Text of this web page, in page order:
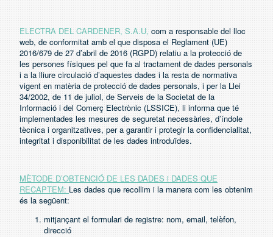
ELECTRA DEL CARDENER, S.A.U, com a responsable del lloc
web, de conformitat amb el que disposa el Reglament (UE)
2016/679 de 27 d’abril de 2016 (RGPD) relatiu a la protecció de
les persones físiques pel que fa al tractament de dades personals
i a la lliure circulació d’aquestes dades i la resta de normativa
vigent en matèria de protecció de dades personals, i per la Llei
34/2002, de 11 de juliol, de Serveis de la Societat de la
Informació i del Comerç Electrònic (LSSICE), li informa que té
implementades les mesures de seguretat necessàries, d’índole
tècnica i organitzatives, per a garantir i protegir la confidencialitat,
integritat i disponibilitat de les dades introduïdes.
MÈTODE D’OBTENCIÓ DE LES DADES i DADES QUE
RECAPTEM: Les dades que recollim i la manera com les obtenim
és la següent:
mitjançant el formulari de registre: nom, email, telèfon,
direcció